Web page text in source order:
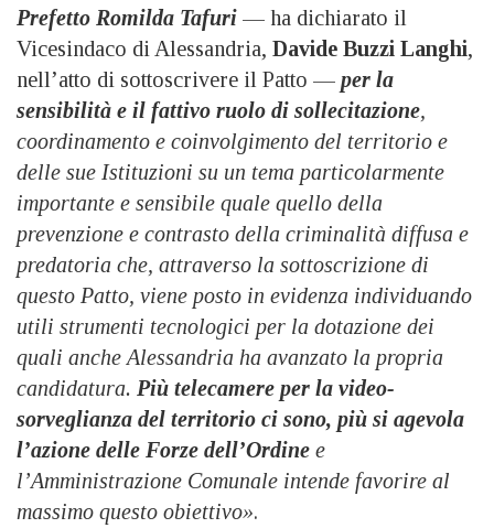
Prefetto Romilda Tafuri — ha dichiarato il
Vicesindaco di Alessandria, Davide Buzzi Langhi,
nell’atto di sottoscrivere il Patto — per la
sensibilità e il fattivo ruolo di sollecitazione,
coordinamento e coinvolgimento del territorio e
delle sue Istituzioni su un tema particolarmente
importante e sensibile quale quello della
prevenzione e contrasto della criminalità diffusa e
predatoria che, attraverso la sottoscrizione di
questo Patto, viene posto in evidenza individuando
utili strumenti tecnologici per la dotazione dei
quali anche Alessandria ha avanzato la propria
candidatura. Più telecamere per la video-
sorveglianza del territorio ci sono, più si agevola
l’azione delle Forze dell’Ordine e
l’Amministrazione Comunale intende favorire al
massimo questo obiettivo».